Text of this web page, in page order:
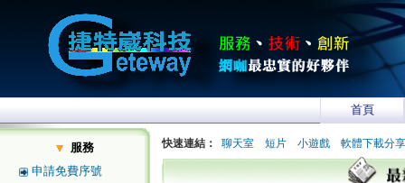
首頁
服務
申請免費序號
快速連結： 聊天室 短片 小遊戲 軟體下載分享